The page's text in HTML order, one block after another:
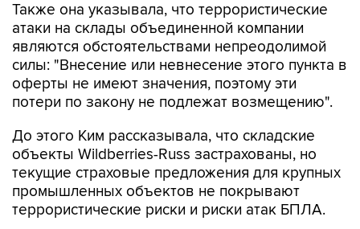
Также она указывала, что террористические
атаки на склады объединенной компании
являются обстоятельствами непреодолимой
силы: "Внесение или невнесение этого пункта в
оферты не имеют значения, поэтому эти
потери по закону не подлежат возмещению".
До этого Ким рассказывала, что складские
объекты Wildberries-Russ застрахованы, но
текущие страховые предложения для крупных
промышленных объектов не покрывают
террористические риски и риски атак БПЛА.